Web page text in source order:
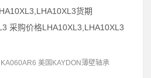
货期
采购价格LHA10XL3,LHA10XL3
KA060AR6 美国KAYDON薄壁轴承